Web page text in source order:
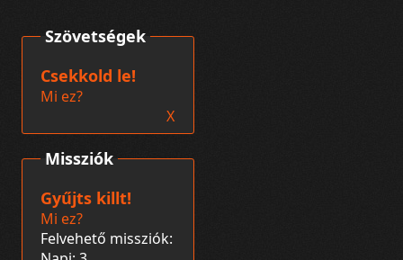
Missziók
Gyűjts killt!
Mi ez?
Felvehető missziók:
Szövetségek
Csekkold le!
Mi ez?
X